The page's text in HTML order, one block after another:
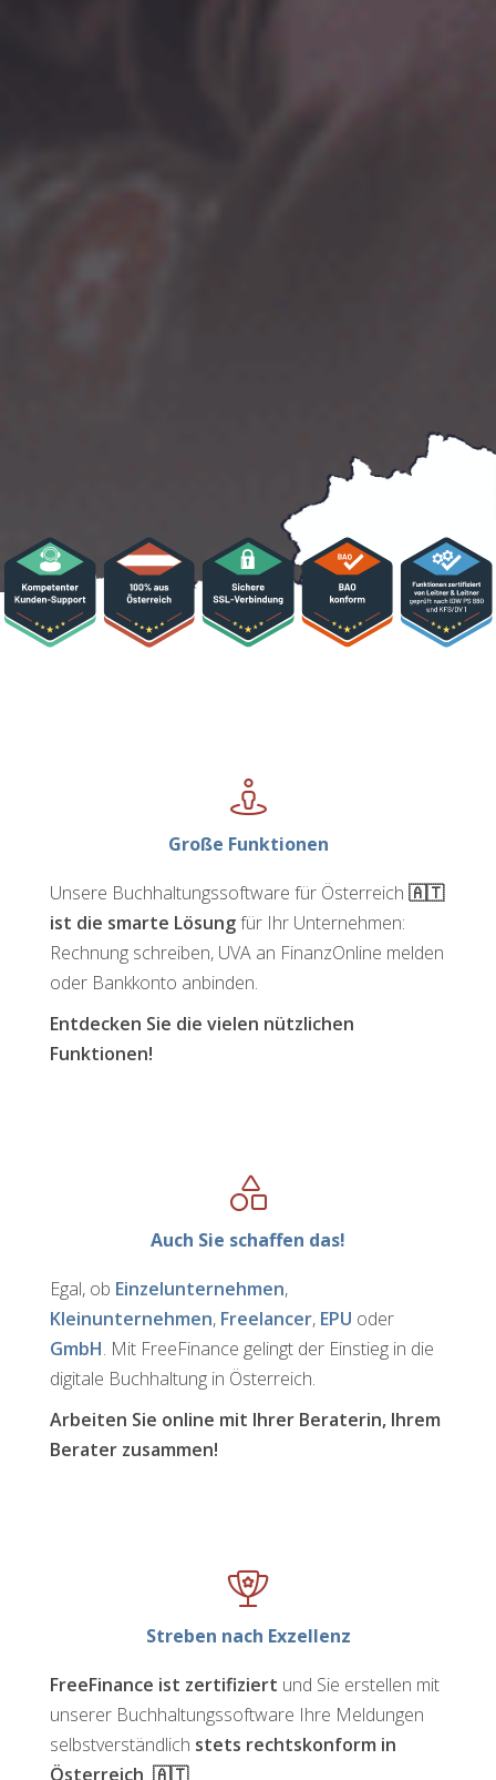
Große Funktionen
Unsere Buchhaltungssoftware für Österreich 🇦🇹
ist die smarte Lösungfür Ihr Unternehmen:
Rechnung schreiben, UVA an FinanzOnline melden
oder Bank­konto­ anbinden.
Entdecken Sie die vielen nützlichen
Funktionen!
Auch Sie schaffen das!
Egal, ob Einzelunternehmen,
Kleinunternehmen, Freelancer, EPU oder
GmbH. Mit FreeFinance gelingt der Einstieg in die
digitale Buchhaltung in Österreich.
Arbeiten Sie online mit Ihrer Beraterin, Ihrem
Berater zusammen!
Streben nach Exzellenz
FreeFinance ist zertifiziert und Sie erstellen mit
unserer Buchhaltungssoftware Ihre Meldungen
selbstverständlich stets rechtskonform in
Österreich 🇦🇹